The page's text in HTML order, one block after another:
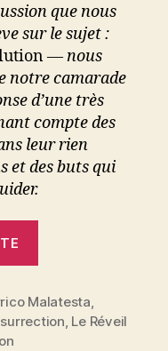
que nous
sur le sujet :
— nous
notre camarade
d’une très
compte des
leur rien
et des buts qui
Comment
concevoir
Malatesta,
, Le Réveil